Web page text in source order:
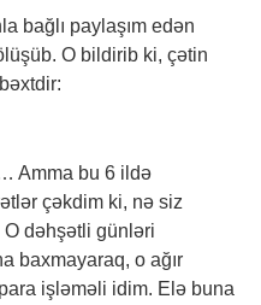
bağlı paylaşım edən
O bildirib ki, çətin
Amma bu 6 ildə
çəkdim ki, nə siz
O dəhşətli günləri
baxmayaraq, o ağır
işləməli idim. Elə buna